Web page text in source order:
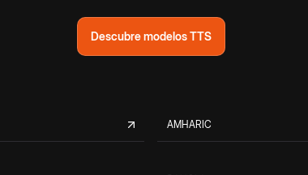
Descubre modelos TTS
AMHARIC